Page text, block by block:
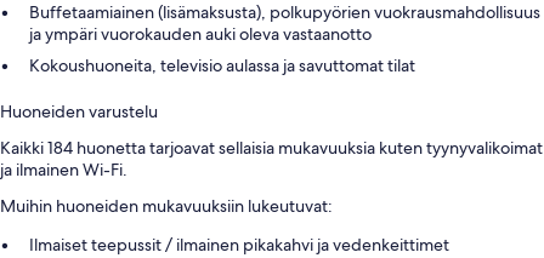
Buffetaamiainen (lisämaksusta), polkupyörien vuokrausmahdollisuus
ja ympäri vuorokauden auki oleva vastaanotto
Kokoushuoneita, televisio aulassa ja savuttomat tilat
Huoneiden varustelu
Kaikki 184 huonetta tarjoavat sellaisia mukavuuksia kuten tyynyvalikoimat
ja ilmainen Wi-Fi.
Muihin huoneiden mukavuuksiin lukeutuvat:
Ilmaiset teepussit / ilmainen pikakahvi ja vedenkeittimet